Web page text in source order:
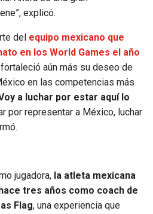
explicó.
del equipo mexicano que
en los World Games el año
aún más su deseo de
en las competencias más
a luchar por estar aquí lo
por representar a México, luchar
jugadora, la atleta mexicana
tres años como coach de
Flag, una experiencia que